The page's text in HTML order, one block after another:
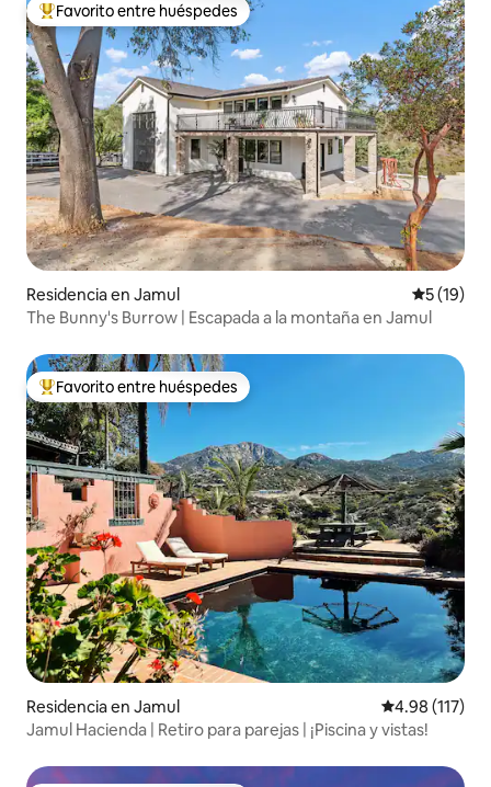
De los mejores en Favorito entre huéspedes
Favorito entre huéspedes
Residencia en Jamul
5 (19)
The Bunny's Burrow | Escapada a la montaña en Jamul
De los mejores en Favorito entre huéspedes
Favorito entre huéspedes
Residencia en Jamul Calificación
4.98 (117)
Jamul Hacienda | Retiro para parejas | ¡Piscina y vistas!